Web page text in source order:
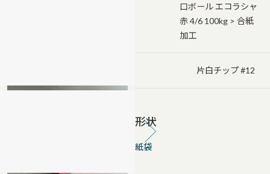
口ボール エコラシャ
赤 4/6 100kg > 合紙
加工
片白チップ #12
形状
紙袋